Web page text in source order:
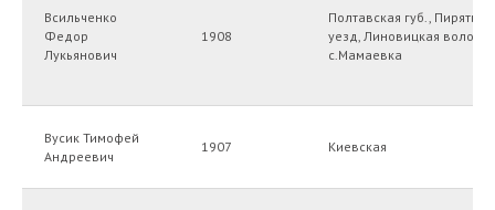
Всильченко
Федор
Лукьянович
1908
Полтавская губ.,
уезд, Линовицкая волость,
с.Мамаевка
Вусик Тимофей
Андреевич
1907 Киевская